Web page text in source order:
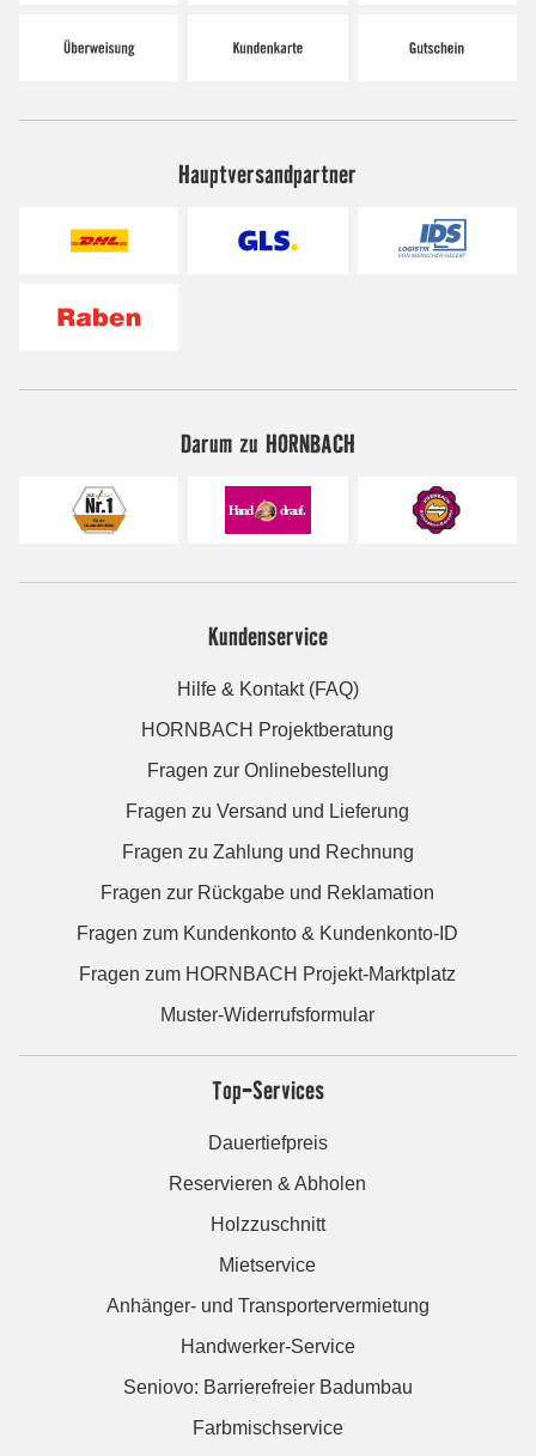
Hauptversandpartner
Darum zu HORNBACH
Kundenservice
Hilfe & Kontakt (FAQ)
HORNBACH Projektberatung
Fragen zur Onlinebestellung
Fragen zu Versand und Lieferung
Fragen zu Zahlung und Rechnung
Fragen zur Rückgabe und Reklamation
Fragen zum Kundenkonto & Kundenkonto-ID
Fragen zum HORNBACH Projekt-Marktplatz
Muster-Widerrufsformular
Top-Services
Dauertiefpreis
Reservieren & Abholen
Holzzuschnitt
Mietservice
Anhänger- und Transportervermietung
Handwerker-Service
Seniovo: Barrierefreier Badumbau
Farbmischservice